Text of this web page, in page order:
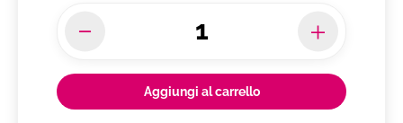
Aggiungi al carrello